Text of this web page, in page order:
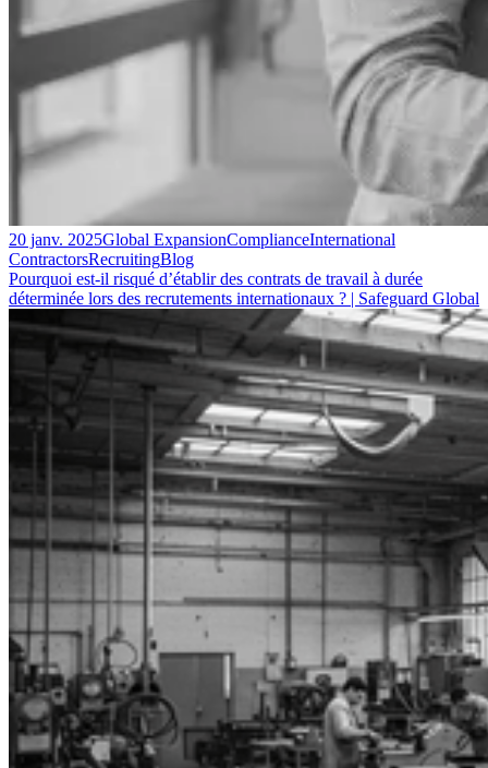
20 janv. 2025Global ExpansionComplianceInternational
ContractorsRecruitingBlog
Pourquoi est-il risqué d’établir des contrats de travail à durée
déterminée lors des recrutements internationaux ? | Safeguard Global